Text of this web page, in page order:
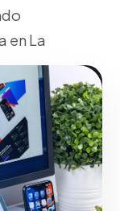
en La
como
marca que